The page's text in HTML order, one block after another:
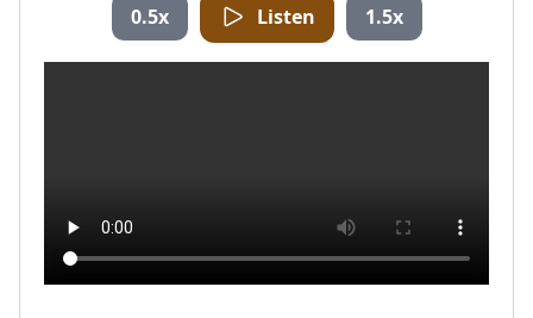
0.5x Listen 1.5x